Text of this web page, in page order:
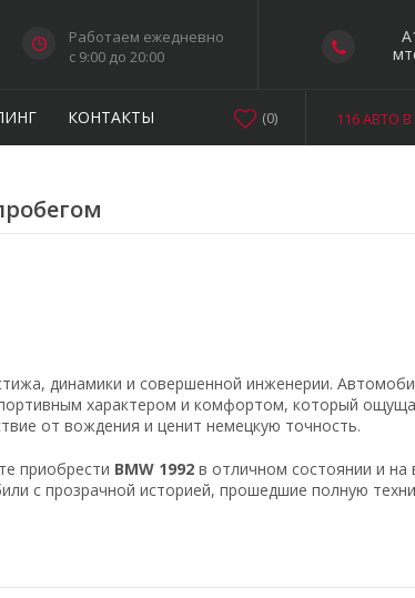
Работаем ежедневно
c 9:00 до 20:00
КОНТАКТЫ 116 АВТО
(0)
динамики и совершенной инженерии.
характером и комфортом, который
от вождения и ценит немецкую точность.
приобрести BMW 1992 в отличном состоянии и
с прозрачной историей, прошедшие полную